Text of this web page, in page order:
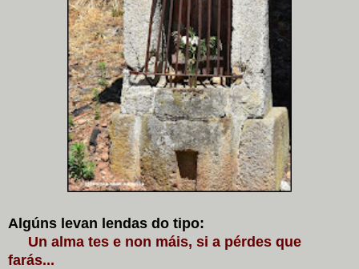
Algúns levan lendas do tipo:
Un alma tes e non máis, si a pérdes que
farás...